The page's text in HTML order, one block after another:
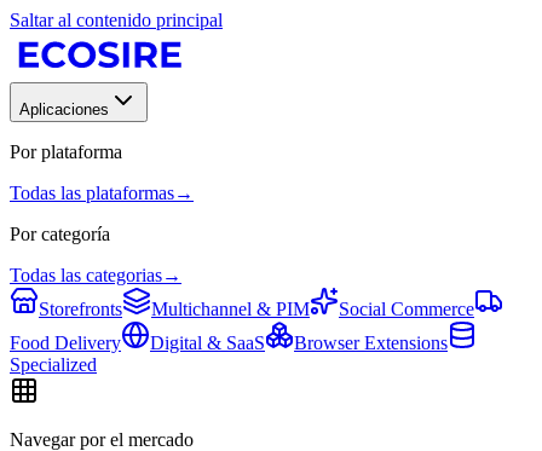
Saltar al contenido principal
Aplicaciones
Por plataforma
Todas las plataformas→
Por categoría
Todas las categorias→
Storefronts
Multichannel & PIM
Social Commerce
Food Delivery
Digital & SaaS
Browser Extensions
Specialized
Navegar por el mercado